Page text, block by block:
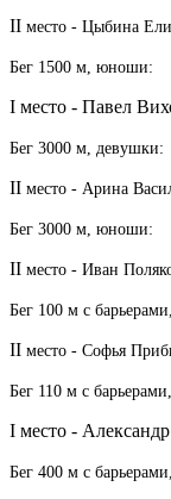
II место - Цыбина
Бег 1500 м, юноши:
I место - Павел
Бег 3000 м, девушки:
II место - Арина
Бег 3000 м, юноши:
II место - Иван
Бег 100 м с
II место - Софья
Бег 110 м с
I место -
Бег 400 м с